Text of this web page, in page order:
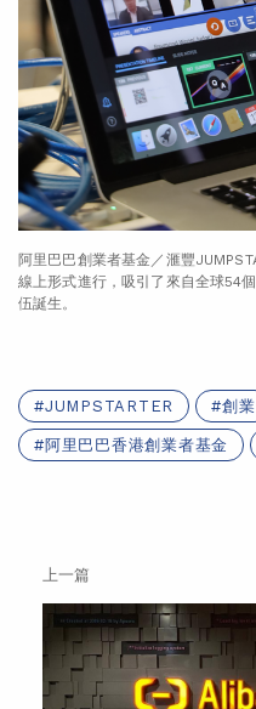
阿里巴巴創業者基金／滙豐
線上形式進行，吸引了來自全球54
伍誕生。
JUMPSTARTER 創業
阿里巴巴香港創業者基金
上一篇